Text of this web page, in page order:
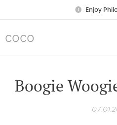
Enjoy
COCO
Boogie